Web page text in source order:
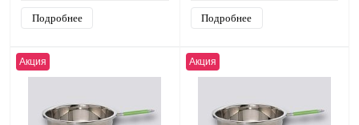
Подробнее Подробнее
Акция Акция